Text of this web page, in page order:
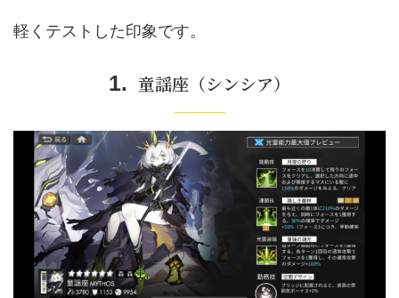
軽くテストした印象です。
童謡座（シンシア）